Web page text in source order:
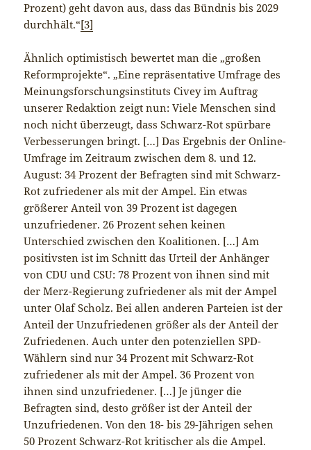
Prozent) geht davon aus, dass das Bündnis bis 2029
durchhält.“[3]
Ähnlich optimistisch bewertet man die „großen
Reformprojekte“. „Eine repräsentative Umfrage des
Meinungsforschungsinstituts Civey im Auftrag
unserer Redaktion zeigt nun: Viele Menschen sind
noch nicht überzeugt, dass Schwarz-Rot spürbare
Verbesserungen bringt. […] Das Ergebnis der Online-
Umfrage im Zeitraum zwischen dem 8. und 12.
August: 34 Prozent der Befragten sind mit Schwarz-
Rot zufriedener als mit der Ampel. Ein etwas
größerer Anteil von 39 Prozent ist dagegen
unzufriedener. 26 Prozent sehen keinen
Unterschied zwischen den Koalitionen. […] Am
positivsten ist im Schnitt das Urteil der Anhänger
von CDU und CSU: 78 Prozent von ihnen sind mit
der Merz-Regierung zufriedener als mit der Ampel
unter Olaf Scholz. Bei allen anderen Parteien ist der
Anteil der Unzufriedenen größer als der Anteil der
Zufriedenen. Auch unter den potenziellen SPD-
Wählern sind nur 34 Prozent mit Schwarz-Rot
zufriedener als mit der Ampel. 36 Prozent von
ihnen sind unzufriedener. […] Je jünger die
Befragten sind, desto größer ist der Anteil der
Unzufriedenen. Von den 18- bis 29-Jährigen sehen
50 Prozent Schwarz-Rot kritischer als die Ampel.